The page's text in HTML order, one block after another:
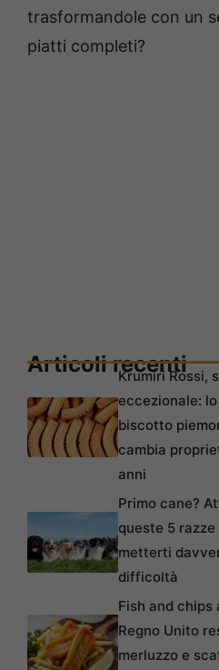
trasformandole con un
piatti completi?
Articoli recenti
Krumiri Rossi,
eccezionale:
biscotto
cambia
anni
Primo cane?
queste 5 razze
metterti
difficoltà
Fish and chips
Regno Unito
merluzzo e